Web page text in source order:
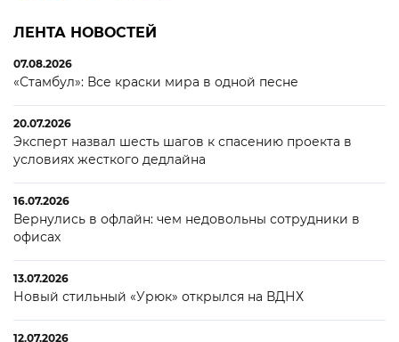
ЛЕНТА НОВОСТЕЙ
07.08.2026
«Стамбул»: Все краски мира в одной песне
20.07.2026
Эксперт назвал шесть шагов к спасению проекта в
условиях жесткого дедлайна
16.07.2026
Вернулись в офлайн: чем недовольны сотрудники в
офисах
13.07.2026
Новый стильный «Урюк» открылся на ВДНХ
12.07.2026